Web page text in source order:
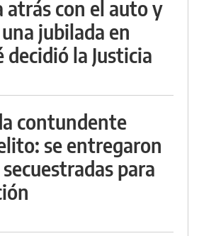
atrás con el auto y
jubilada en
decidió la Justicia
contundente
se entregaron
para